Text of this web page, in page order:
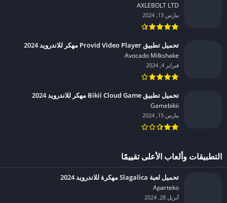
AXLEBOLT LTD‏
مارس 13, 2024
تحميل تطبيق Provid Video Player مهكر للاندرويد 2024
Avocado Milkshake‏
فبراير 4, 2024
تحميل تطبيق Bikii Cloud Game مهكر للاندرويد 2024
Gamebikii‏
مارس 15, 2024
التطبيقات وألعاب الأعلى تقييمًا
تحميل لعبة Slagalica مهكرة للاندرويد 2024
Aparteko‏
أبريل 28, 2024